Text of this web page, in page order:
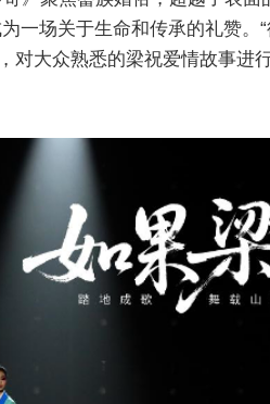
一场关于生命和传承的礼赞。
对大众熟悉的梁祝爱情故事进